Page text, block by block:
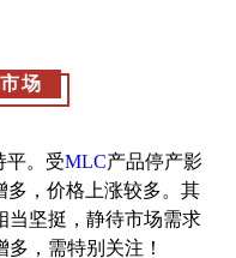
场
平。受MLC产品停产影
多，价格上涨较多。其
当坚挺，静待市场需求
，需特别关注！